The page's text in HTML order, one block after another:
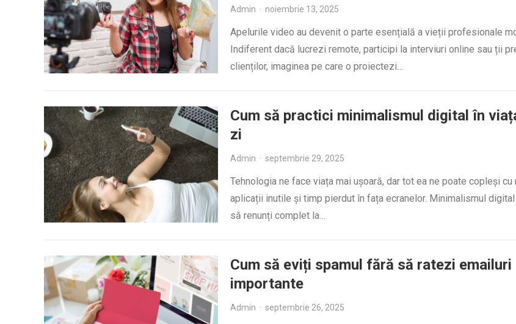
Admin · noiembrie 13, 2025
Apelurile video au devenit o parte esențială a vieții profesionale
Indiferent dacă lucrezi remote, participi la interviuri online sau ții
clienților, imaginea pe care o proiectezi…
Cum să practici minimalismul digital în
zi
Admin · septembrie 29, 2025
Tehnologia ne face viața mai ușoară, dar tot ea ne poate copleși cu
aplicații inutile și timp pierdut în fața ecranelor. Minimalismul digital
să renunți complet la…
Cum să eviți spamul fără să ratezi emailuri
importante
Admin · septembrie 26, 2025